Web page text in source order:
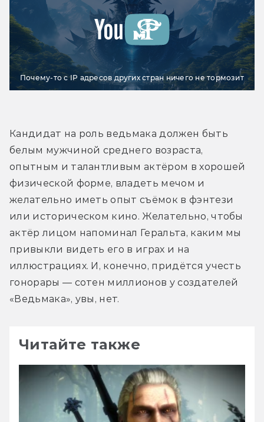
Почему-то с IP адресов других стран ничего не тормозит
Кандидат на роль ведьмака должен быть
белым мужчиной среднего возраста,
опытным и талантливым актёром в хорошей
физической форме, владеть мечом и
желательно иметь опыт съёмок в фэнтези
или историческом кино. Желательно, чтобы
актёр лицом напоминал Геральта, каким мы
привыкли видеть его в играх и на
иллюстрациях. И, конечно, придётся учесть
гонорары — сотен миллионов у создателей
«Ведьмака», увы, нет.
Читайте также